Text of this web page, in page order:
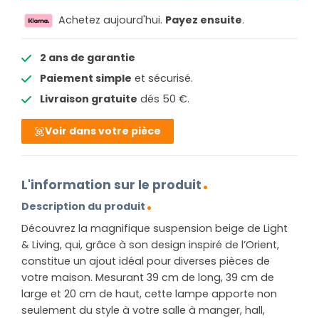
Achetez aujourd'hui. Payez ensuite.
2 ans de garantie
Paiement simple et sécurisé.
Livraison gratuite dés 50 €.
Voir dans votre pièce
L'information sur le produit
Description du produit
Découvrez la magnifique suspension beige de Light
& Living, qui, grâce à son design inspiré de l’Orient,
constitue un ajout idéal pour diverses pièces de
votre maison. Mesurant 39 cm de long, 39 cm de
large et 20 cm de haut, cette lampe apporte non
seulement du style à votre salle à manger, hall,